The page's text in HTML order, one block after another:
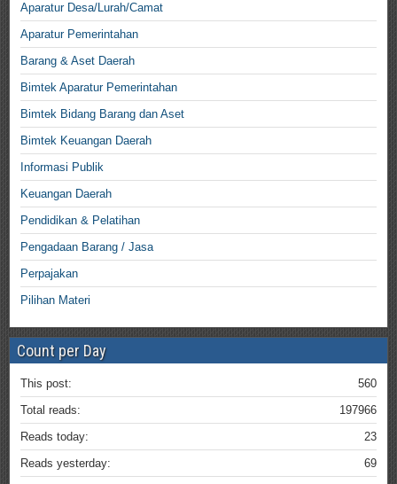
Aparatur Desa/Lurah/Camat
Aparatur Pemerintahan
Barang & Aset Daerah
Bimtek Aparatur Pemerintahan
Bimtek Bidang Barang dan Aset
Bimtek Keuangan Daerah
Informasi Publik
Keuangan Daerah
Pendidikan & Pelatihan
Pengadaan Barang / Jasa
Perpajakan
Pilihan Materi
Count per Day
560
This post:
197966
Total reads:
23
Reads today:
69
Reads yesterday: